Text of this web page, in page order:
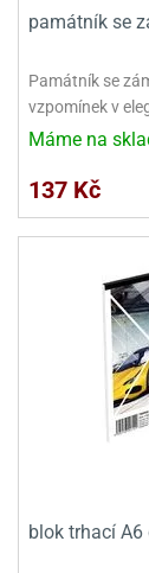
památník se
Památník se
vzpomínek v
Máme na
137 Kč
blok trhací A6